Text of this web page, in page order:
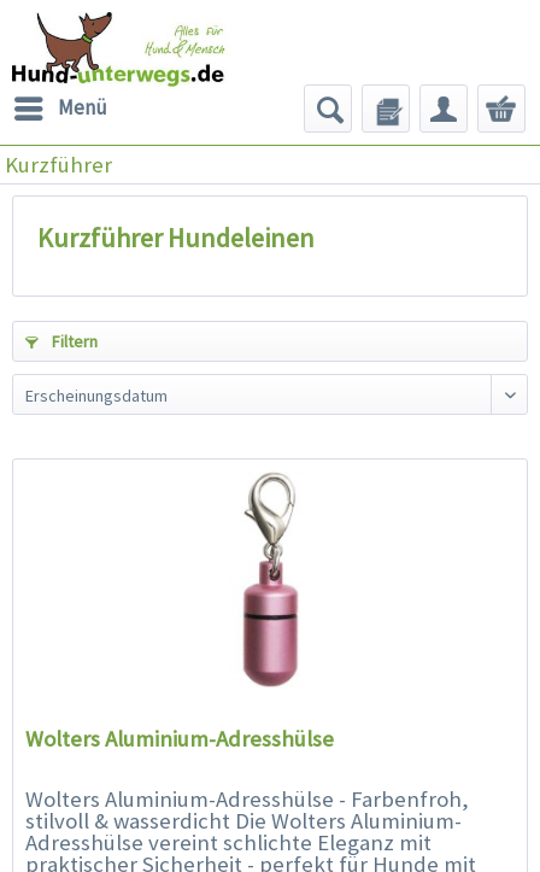
Menü
Kurzführer
Kurzführer Hundeleinen
Filtern
Wolters Aluminium-Adresshülse
Wolters Aluminium-Adresshülse - Farbenfroh,
stilvoll & wasserdicht Die Wolters Aluminium-
Adresshülse vereint schlichte Eleganz mit
praktischer Sicherheit - perfekt für Hunde mit